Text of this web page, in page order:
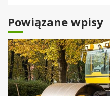
Powiązane wpisy